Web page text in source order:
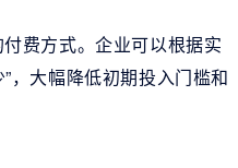
费方式。企业可以根据实
，大幅降低初期投入门槛和